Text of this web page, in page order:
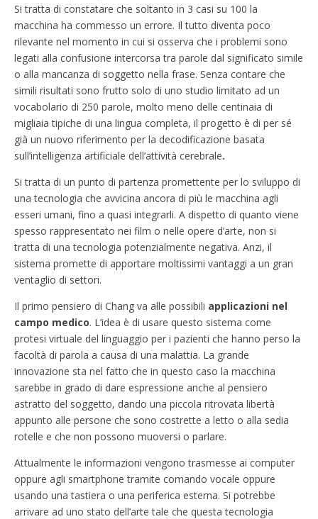
Si tratta di constatare che soltanto in 3 casi su 100 la
macchina ha commesso un errore. Il tutto diventa poco
rilevante nel momento in cui si osserva che i problemi sono
legati alla confusione intercorsa tra parole dal significato simile
o alla mancanza di soggetto nella frase. Senza contare che
simili risultati sono frutto solo di uno studio limitato ad un
vocabolario di 250 parole, molto meno delle centinaia di
migliaia tipiche di una lingua completa, il progetto è di per sé
già un nuovo riferimento per la decodificazione basata
sull’intelligenza artificiale dell’attività cerebrale.
Si tratta di un punto di partenza promettente per lo sviluppo di
una tecnologia che avvicina ancora di più le macchina agli
esseri umani, fino a quasi integrarli. A dispetto di quanto viene
spesso rappresentato nei film o nelle opere d’arte, non si
tratta di una tecnologia potenzialmente negativa. Anzi, il
sistema promette di apportare moltissimi vantaggi a un gran
ventaglio di settori.
Il primo pensiero di Chang va alle possibili applicazioni nel
campo medico. L’idea è di usare questo sistema come
protesi virtuale del linguaggio per i pazienti che hanno perso la
facoltà di parola a causa di una malattia. La grande
innovazione sta nel fatto che in questo caso la macchina
sarebbe in grado di dare espressione anche al pensiero
astratto del soggetto, dando una piccola ritrovata libertà
appunto alle persone che sono costrette a letto o alla sedia
rotelle e che non possono muoversi o parlare.
Attualmente le informazioni vengono trasmesse ai computer
oppure agli smartphone tramite comando vocale oppure
usando una tastiera o una periferica esterna. Si potrebbe
arrivare ad uno stato dell’arte tale che questa tecnologia